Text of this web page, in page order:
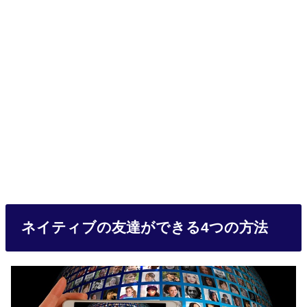
ネイティブの友達ができる4つの方法